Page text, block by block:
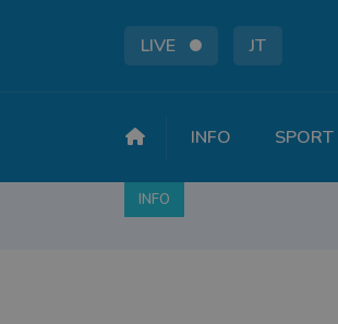
LIVE JT
INFO SPORT
INFO